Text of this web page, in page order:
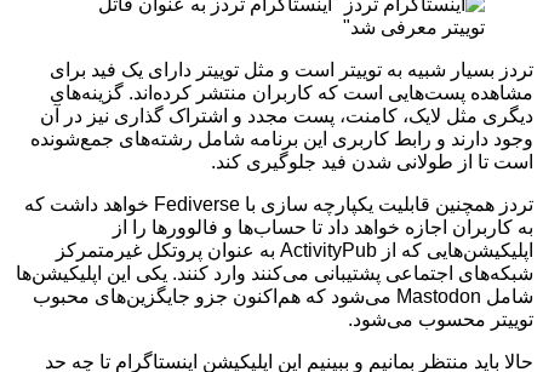
تردز بسیار شبیه به توییتر است و مثل توییتر دارای یک فید برای
مشاهده پست‌هایی است که کاربران منتشر کرده‌اند. گزینه‌های
دیگری مثل لایک، کامنت، پست مجدد و اشتراک گذاری نیز در آن
وجود دارند و رابط کاربری این برنامه شامل رشته‌های جمع‌شونده
است تا از طولانی شدن فید جلوگیری کند.
تردز همچنین قابلیت یکپارچه سازی با Fediverse خواهد داشت که
به کاربران اجازه خواهد داد تا حساب‌ها و فالوورها را از
اپلیکیشن‌هایی که از ActivityPub به عنوان پروتکل غیرمتمرکز
شبکه‌های اجتماعی پشتیبانی می‌کنند وارد کنند. یکی این اپلیکیشن‌ها
شامل Mastodon می‌شود که هم‌اکنون جزو جایگزین‌های محبوب
توییتر محسوب می‌شود.
حالا باید منتظر بمانیم و ببینیم این اپلیکیشن اینستاگرام تا چه حد